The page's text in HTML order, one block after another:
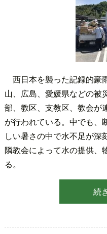
西日本を襲った記録的豪
山、広島、愛媛県などの被
部、教区、支教区、教会が
が行われている。中でも、
しい暑さの中で水不足が深
隣教会によって水の提供、
る。
続